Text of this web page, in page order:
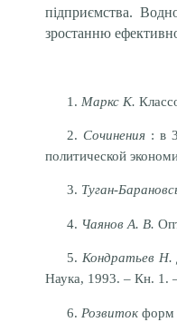
підприємства.
зростанню
1. Маркс К.
2. Сочинения: в
политической
3. Туган-
4. Чаянов А. В.
5. Кондратьев Н.
Наука, 1993. – Кн. 1.
6. Розвитокформ